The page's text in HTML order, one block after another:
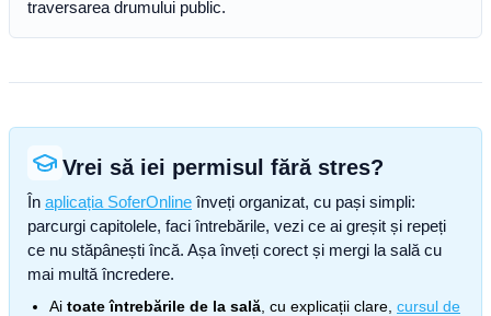
traversarea drumului public.
Vrei să iei permisul fără stres?
În aplicația SoferOnline înveți organizat, cu pași simpli:
parcurgi capitolele, faci întrebările, vezi ce ai greșit și repeți
ce nu stăpânești încă. Așa înveți corect și mergi la sală cu
mai multă încredere.
Ai toate întrebările de la sală , cu explicații clare, cursul de